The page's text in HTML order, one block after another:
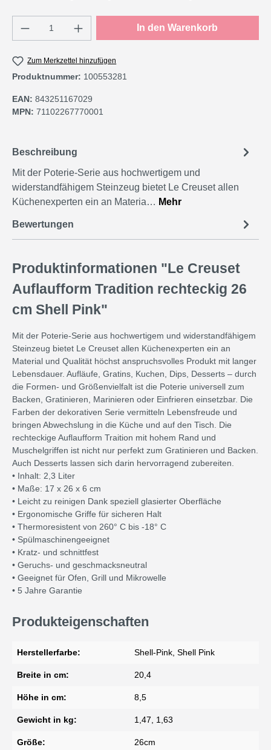
Produkt Anzahl: Gib den gewünschten
In den Warenkorb
Zum Merkzettel hinzufügen
Produktnummer: 100553281
EAN: 843251167029
MPN: 71102267770001
Beschreibung
Mit der Poterie-Serie aus hochwertigem und
widerstandfähigem Steinzeug bietet Le Creuset allen
Küchenexperten ein an Materia… Mehr
Bewertungen
Produktinformationen "Le Creuset
Auflaufform Tradition rechteckig 26
cm Shell Pink"
Mit der Poterie-Serie aus hochwertigem und widerstandfähigem
Steinzeug bietet Le Creuset allen Küchenexperten ein an
Material und Qualität höchst anspruchsvolles Produkt mit langer
Lebensdauer. Aufläufe, Gratins, Kuchen, Dips, Desserts – durch
die Formen- und Größenvielfalt ist die Poterie universell zum
Backen, Gratinieren, Marinieren oder Einfrieren einsetzbar. Die
Farben der dekorativen Serie vermitteln Lebensfreude und
bringen Abwechslung in die Küche und auf den Tisch. Die
rechteckige Auflaufform Traition mit hohem Rand und
Muschelgriffen ist nicht nur perfekt zum Gratinieren und Backen.
Auch Desserts lassen sich darin hervorragend zubereiten.
• Inhalt: 2,3 Liter
• Maße: 17 x 26 x 6 cm
• Leicht zu reinigen Dank speziell glasierter Oberfläche
• Ergonomische Griffe für sicheren Halt
• Thermoresistent von 260° C bis -18° C
• Spülmaschinengeeignet
• Kratz- und schnittfest
• Geruchs- und geschmacksneutral
• Geeignet für Ofen, Grill und Mikrowelle
• 5 Jahre Garantie
Produkteigenschaften
Herstellerfarbe: Shell-Pink, Shell Pink
Breite in cm: 20,4
Höhe in cm: 8,5
Gewicht in kg: 1,47, 1,63
Größe: 26cm